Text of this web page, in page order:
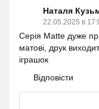
Наталя
22.05.2025 в
Серія Matte дуже
матові, друк
іграшок
Відповісти